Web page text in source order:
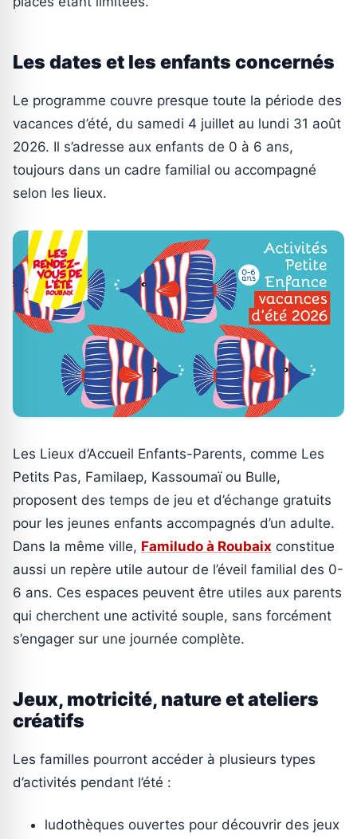
Les dates et les enfants concernés
Le programme couvre presque toute la période des
vacances d’été, du samedi 4 juillet au lundi 31 août
2026. Il s’adresse aux enfants de 0 à 6 ans,
toujours dans un cadre familial ou accompagné
selon les lieux.
Les Lieux d’Accueil Enfants-Parents, comme Les
Petits Pas, Familaep, Kassoumaï ou Bulle,
proposent des temps de jeu et d’échange gratuits
pour les jeunes enfants accompagnés d’un adulte.
Dans la même ville, Familudo à Roubaix constitue
aussi un repère utile autour de l’éveil familial des 0-
6 ans. Ces espaces peuvent être utiles aux parents
qui cherchent une activité souple, sans forcément
s’engager sur une journée complète.
Jeux, motricité, nature et ateliers
créatifs
Les familles pourront accéder à plusieurs types
d’activités pendant l’été :
ludothèques ouvertes pour découvrir des jeux